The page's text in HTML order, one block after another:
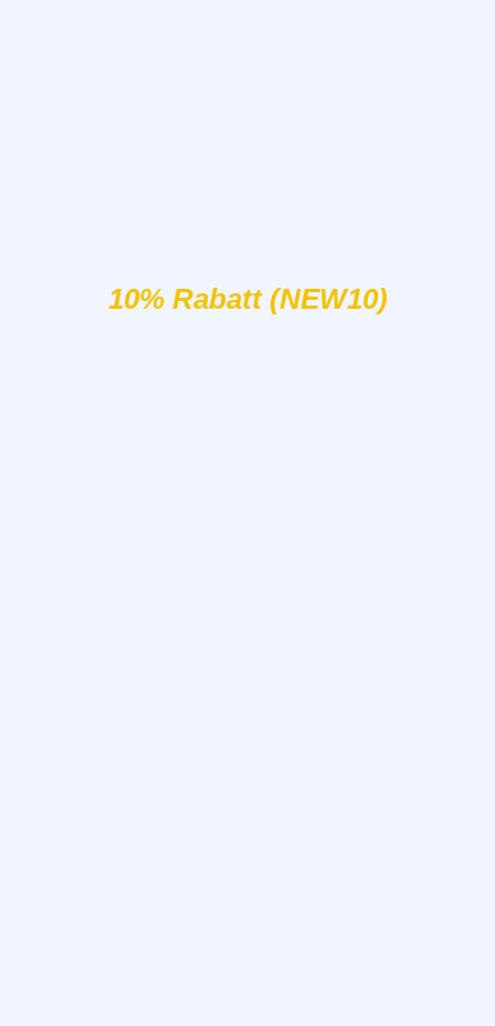
10% Rabatt (NEW10)